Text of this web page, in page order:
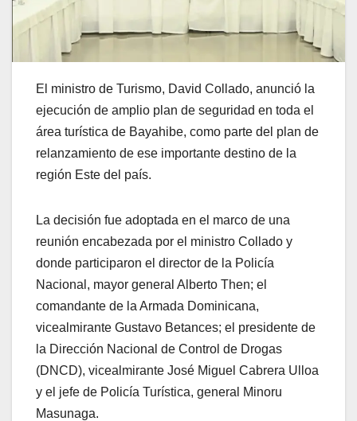
El ministro de Turismo, David Collado, anunció la
ejecución de amplio plan de seguridad en toda el
área turística de Bayahibe, como parte del plan de
relanzamiento de ese importante destino de la
región Este del país.
La decisión fue adoptada en el marco de una
reunión encabezada por el ministro Collado y
donde participaron el director de la Policía
Nacional, mayor general Alberto Then; el
comandante de la Armada Dominicana,
vicealmirante Gustavo Betances; el presidente de
la Dirección Nacional de Control de Drogas
(DNCD), vicealmirante José Miguel Cabrera Ulloa
y el jefe de Policía Turística, general Minoru
Masunaga.